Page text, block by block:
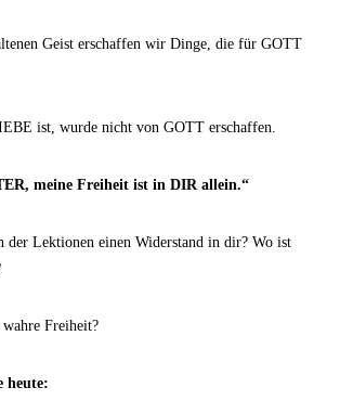
Geist erschaffen wir Dinge, die für GOTT
ist, wurde nicht von GOTT erschaffen.
meine Freiheit ist in DIR allein.“
der Lektionen einen Widerstand in dir? Wo ist
Freiheit?
heute: